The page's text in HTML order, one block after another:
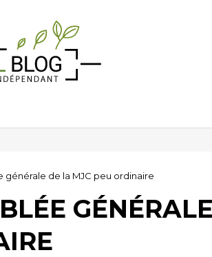
générale de la MJC peu ordinaire